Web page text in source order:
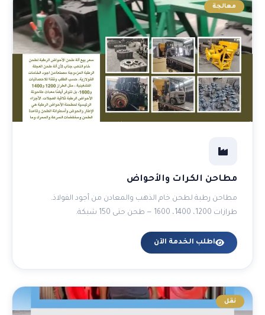
معالجة
مطاحن الكرات والأحواض
مطاحن رطبة لطحن خام الذهب والمعادن من أجود الفولاذ.
طرازات 1200، 1400، 1600 — طحن حتى 150 شبكة.
اطلب الخدمة الآن
نقل